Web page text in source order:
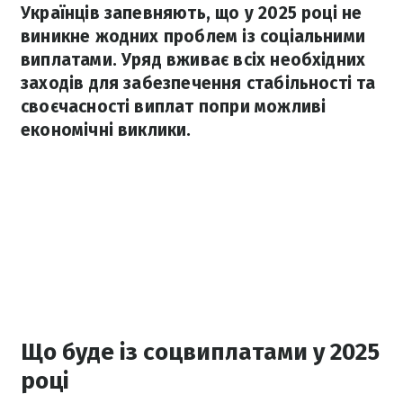
Українців запевняють, що у 2025 році не
виникне жодних проблем із соціальними
виплатами. Уряд вживає всіх необхідних
заходів для забезпечення стабільності та
своєчасності виплат попри можливі
економічні виклики.
Що буде із соцвиплатами у 2025
році